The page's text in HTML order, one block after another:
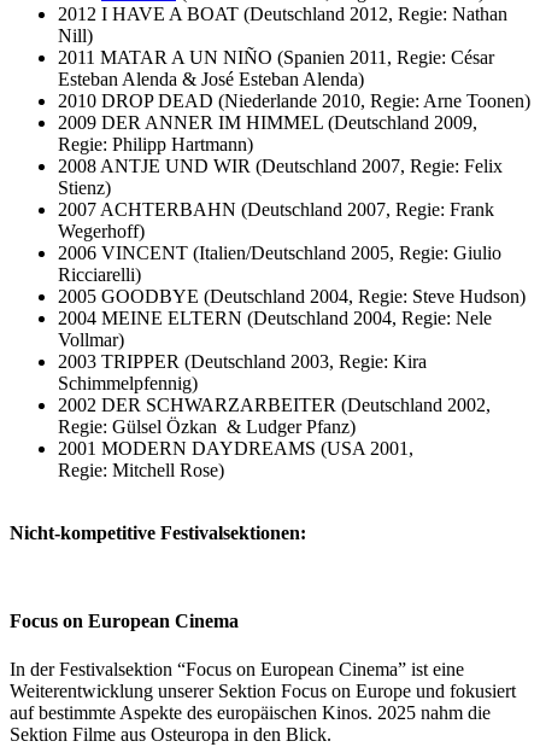
2012 I HAVE A BOAT (Deutschland 2012, Regie: Nathan
Nill)
2011 MATAR A UN NIÑO (Spanien 2011, Regie: César
Esteban Alenda & José Esteban Alenda)
2010 DROP DEAD (Niederlande 2010, Regie: Arne Toonen)
2009 DER ANNER IM HIMMEL (Deutschland 2009,
Regie: Philipp Hartmann)
2008 ANTJE UND WIR (Deutschland 2007, Regie: Felix
Stienz)
2007 ACHTERBAHN (Deutschland 2007, Regie: Frank
Wegerhoff)
2006 VINCENT (Italien/Deutschland 2005, Regie: Giulio
Ricciarelli)
2005 GOODBYE (Deutschland 2004, Regie: Steve Hudson)
2004 MEINE ELTERN (Deutschland 2004, Regie: Nele
Vollmar)
2003 TRIPPER (Deutschland 2003, Regie: Kira
Schimmelpfennig)
2002 DER SCHWARZARBEITER (Deutschland 2002,
Regie: Gülsel Özkan & Ludger Pfanz)
2001 MODERN DAYDREAMS (USA 2001,
Regie: Mitchell Rose)
Nicht-kompetitive Festivalsektionen:
Focus on European Cinema
In der Festivalsektion “Focus on European Cinema” ist eine
Weiterentwicklung unserer Sektion Focus on Europe und fokusiert
auf bestimmte Aspekte des europäischen Kinos. 2025 nahm die
Sektion Filme aus Osteuropa in den Blick.